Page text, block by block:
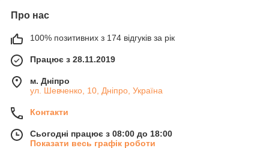
Про нас
100% позитивних з 174 відгуків за рік
Працює з 28.11.2019
м. Дніпро
ул. Шевченко, 10, Дніпро, Україна
Контакти
Сьогодні працює з 08:00 до 18:00
Показати весь графік роботи